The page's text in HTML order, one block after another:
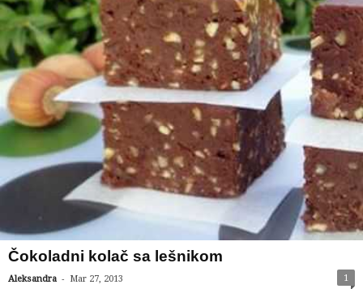
Čokoladni kolač sa lešnikom
Aleksandra - Mar 27, 2013 1